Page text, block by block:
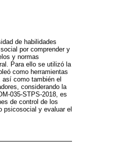
de habilidades
por comprender y
y normas
Para ello se utilizó la
como herramientas
como también el
considerando la
035-STPS-2018, es
de control de los
psicosocial y evaluar el